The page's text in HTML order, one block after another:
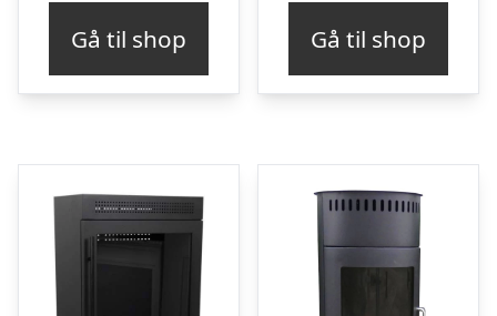
Gå til shop Gå til shop